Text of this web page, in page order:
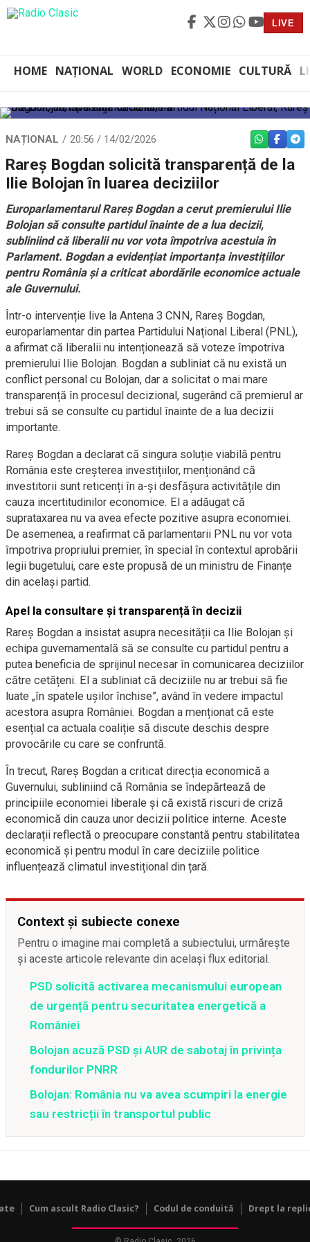
LIVE
HOME NAȚIONAL WORLD ECONOMIE CULTURĂ
NAȚIONAL 20:56 / 14/02/2026 WHATSAPP
Rareș Bogdan solicită transparență de la
Ilie Bolojan în luarea deciziilor
Europarlamentarul Rareș Bogdan a cerut premierului Ilie
Bolojan să consulte partidul înainte de a lua decizii,
subliniind că liberalii nu vor vota împotriva acestuia în
Parlament. Bogdan a evidențiat importanța investițiilor
pentru România și a criticat abordările economice actuale
ale Guvernului.
Într-o intervenție live la Antena 3 CNN, Rareș Bogdan,
europarlamentar din partea Partidului Național Liberal (PNL),
a afirmat că liberalii nu intenționează să voteze împotriva
premierului Ilie Bolojan. Bogdan a subliniat că nu există un
conflict personal cu Bolojan, dar a solicitat o mai mare
transparență în procesul decizional, sugerând că premierul ar
trebui să se consulte cu partidul înainte de a lua decizii
importante.
Rareș Bogdan a declarat că singura soluție viabilă pentru
România este creșterea investițiilor, menționând că
investitorii sunt reticenți în a-și desfășura activitățile din
cauza incertitudinilor economice. El a adăugat că
suprataxarea nu va avea efecte pozitive asupra economiei.
De asemenea, a reafirmat că parlamentarii PNL nu vor vota
împotriva propriului premier, în special în contextul aprobării
legii bugetului, care este propusă de un ministru de Finanțe
din același partid.
Apel la consultare și transparență în decizii
Rareș Bogdan a insistat asupra necesității ca Ilie Bolojan și
echipa guvernamentală să se consulte cu partidul pentru a
putea beneficia de sprijinul necesar în comunicarea deciziilor
către cetățeni. El a subliniat că deciziile nu ar trebui să fie
luate „în spatele ușilor închise”, având în vedere impactul
acestora asupra României. Bogdan a menționat că este
esențial ca actuala coaliție să discute deschis despre
provocările cu care se confruntă.
În trecut, Rareș Bogdan a criticat direcția economică a
Guvernului, subliniind că România se îndepărtează de
principiile economiei liberale și că există riscuri de criză
economică din cauza unor decizii politice interne. Aceste
declarații reflectă o preocupare constantă pentru stabilitatea
economică și pentru modul în care deciziile politice
influențează climatul investițional din țară.
Context și subiecte conexe
Pentru o imagine mai completă a subiectului, urmărește
și aceste articole relevante din același flux editorial.
PSD solicită activarea mecanismului european
de urgență pentru securitatea energetică a
României
Bolojan acuză PSD și AUR de sabotaj în privința
fondurilor PNRR
Bolojan: România nu va avea scumpiri la energie
sau restricții în transportul public
Cum ascult Radio Clasic? Codul de conduită Drept la